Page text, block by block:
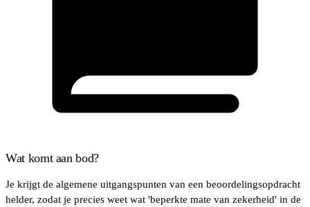
Wat komt aan bod?
Je krijgt de algemene uitgangspunten van een beoordelingsopdracht
helder, zodat je precies weet wat 'beperkte mate van zekerheid' in de